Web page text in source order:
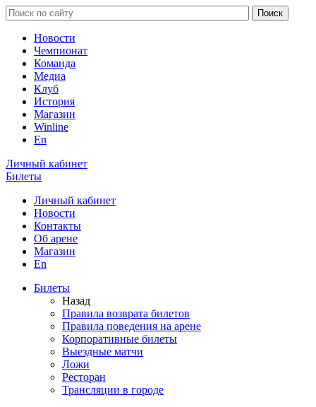
Новости
Чемпионат
Команда
Медиа
Клуб
История
Магазин
Winline
En
Личный кабинет
Билеты
Личный кабинет
Новости
Контакты
Об арене
Магазин
En
Билеты
Назад
Правила возврата билетов
Правила поведения на арене
Корпоративные билеты
Выездные матчи
Ложи
Ресторан
Трансляции в городе